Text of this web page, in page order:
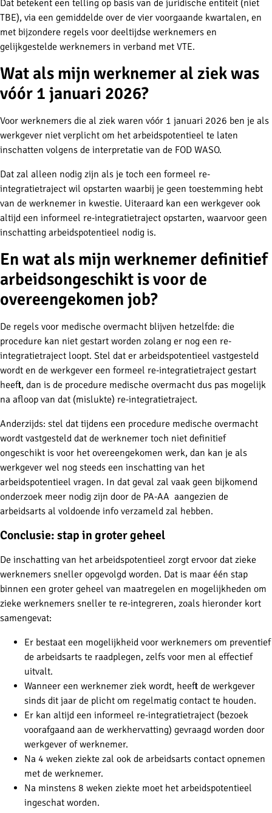
Dat betekent een telling op basis van de juridische entiteit (niet
TBE), via een gemiddelde over de vier voorgaande kwartalen, en
met bijzondere regels voor deeltijdse werknemers en
gelijkgestelde werknemers in verband met VTE.
Wat als mijn werknemer al ziek was
vóór 1 januari 2026?
Voor werknemers die al ziek waren vóór 1 januari 2026 ben je als
werkgever niet verplicht om het arbeidspotentieel te laten
inschatten volgens de interpretatie van de FOD WASO.
Dat zal alleen nodig zijn als je toch een formeel re-
integratietraject wil opstarten waarbij je geen toestemming hebt
van de werknemer in kwestie. Uiteraard kan een werkgever ook
altijd een informeel re-integratietraject opstarten, waarvoor geen
inschatting arbeidspotentieel nodig is.
En wat als mijn werknemer definitief
arbeidsongeschikt is voor de
overeengekomen job?
De regels voor medische overmacht blijven hetzelfde: die
procedure kan niet gestart worden zolang er nog een re-
integratietraject loopt. Stel dat er arbeidspotentieel vastgesteld
wordt en de werkgever een formeel re-integratietraject gestart
heeft, dan is de procedure medische overmacht dus pas mogelijk
na afloop van dat (mislukte) re-integratietraject.
Anderzijds: stel dat tijdens een procedure medische overmacht
wordt vastgesteld dat de werknemer toch niet definitief
ongeschikt is voor het overeengekomen werk, dan kan je als
werkgever wel nog steeds een inschatting van het
arbeidspotentieel vragen. In dat geval zal vaak geen bijkomend
onderzoek meer nodig zijn door de PA-AA aangezien de
arbeidsarts al voldoende info verzameld zal hebben.
Conclusie: stap in groter geheel
De inschatting van het arbeidspotentieel zorgt ervoor dat zieke
werknemers sneller opgevolgd worden. Dat is maar één stap
binnen een groter geheel van maatregelen en mogelijkheden om
zieke werknemers sneller te re-integreren, zoals hieronder kort
samengevat:
Er bestaat een mogelijkheid voor werknemers om preventief
de arbeidsarts te raadplegen, zelfs voor men al effectief
uitvalt.
Wanneer een werknemer ziek wordt, heeft de werkgever
sinds dit jaar de plicht om regelmatig contact te houden.
Er kan altijd een informeel re-integratietraject (bezoek
voorafgaand aan de werkhervatting) gevraagd worden door
werkgever of werknemer.
Na 4 weken ziekte zal ook de arbeidsarts contact opnemen
met de werknemer.
Na minstens 8 weken ziekte moet het arbeidspotentieel
ingeschat worden.